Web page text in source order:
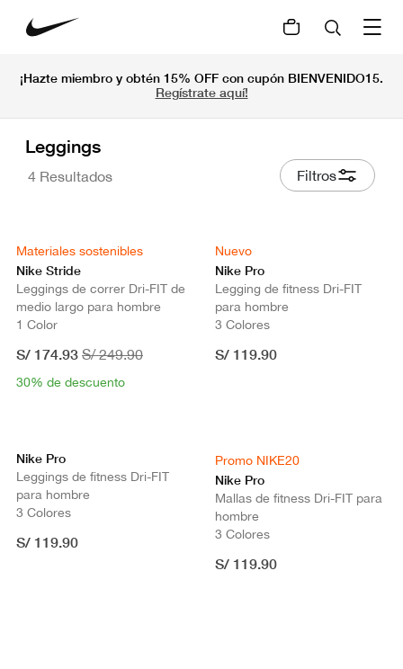
¡Hazte miembro y obtén 15% OFF con cupón BIENVENIDO15.
Regístrate aquí!
Leggings
4 Resultados Filtros
Materiales sostenibles
Nike Stride
Leggings de correr Dri-FIT de
medio largo para hombre
1 Color
S/ 174.93 S/ 249.90
30% de descuento
Nuevo
Nike Pro
Legging de fitness Dri-FIT
para hombre
3 Colores
S/ 119.90
Nike Pro
Leggings de fitness Dri-FIT
para hombre
3 Colores
S/ 119.90
Promo NIKE20
Nike Pro
Mallas de fitness Dri-FIT para
hombre
3 Colores
S/ 119.90